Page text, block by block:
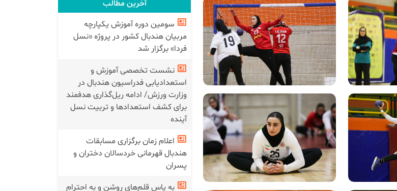
آخرین مطالب
سومین دوره آموزش یکپارچه
مربیان هندبال کشور در پروژه «نسل
فردا» برگزار شد
نشست تخصصی آموزش و
استعدادیابی فدراسیون هندبال در
وزارت ورزش/ ادامه ریل‌گذاری هدفمند
برای کشف استعدادها و تربیت نسل
آینده
اعلام زمان برگزاری مسابقات
هندبال قهرمانی خردسالان دختران و
پسران
به پاس قلم‌های روشن و به احترام